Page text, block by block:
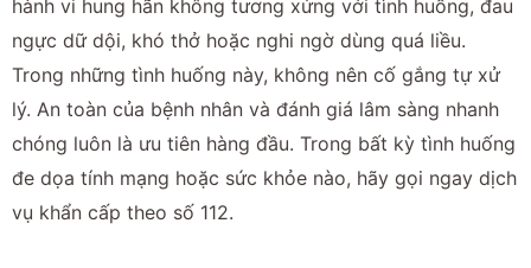
hành vi hung hãn không tương xứng với tình huống, đau
ngực dữ dội, khó thở hoặc nghi ngờ dùng quá liều.
Trong những tình huống này, không nên cố gắng tự xử
lý. An toàn của bệnh nhân và đánh giá lâm sàng nhanh
chóng luôn là ưu tiên hàng đầu. Trong bất kỳ tình huống
đe dọa tính mạng hoặc sức khỏe nào, hãy gọi ngay dịch
vụ khẩn cấp theo số 112.